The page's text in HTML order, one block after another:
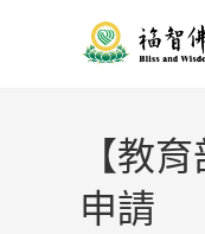
【教
申請